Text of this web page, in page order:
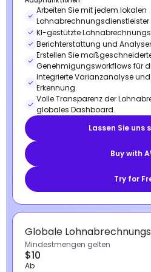
Arbeiten Sie mit jedem lokalen
KI-gestützte
Berichterstattung und
Erstellen Sie
Genehmigungsworkflows für
Integrierte Varianzanalyse
Erkennung.
Volle Transparenz der
globales Dashboard.
Lassen Sie uns
Buy with
Try for
Globale
Mindestmengen gelten
$10
Ab